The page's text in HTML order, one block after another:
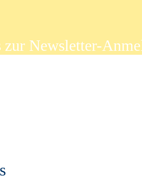
zur Newsletter-